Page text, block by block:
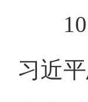
10月
习近